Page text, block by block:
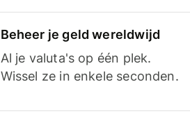
Beheer je geld wereldwijd
Al je valuta's op één plek.
Wissel ze in enkele seconden.